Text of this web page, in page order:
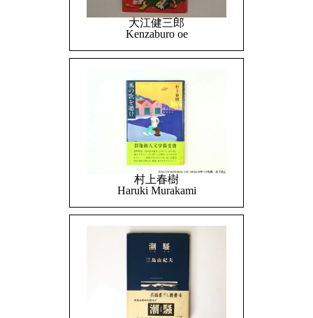
大江健三郎
Kenzaburo oe
村上春樹
Haruki Murakami